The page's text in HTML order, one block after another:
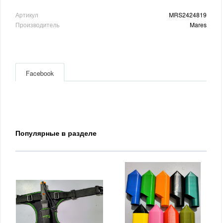
Артикул
MRS2424819
Производитель
Mares
Facebook
Популярные в разделе